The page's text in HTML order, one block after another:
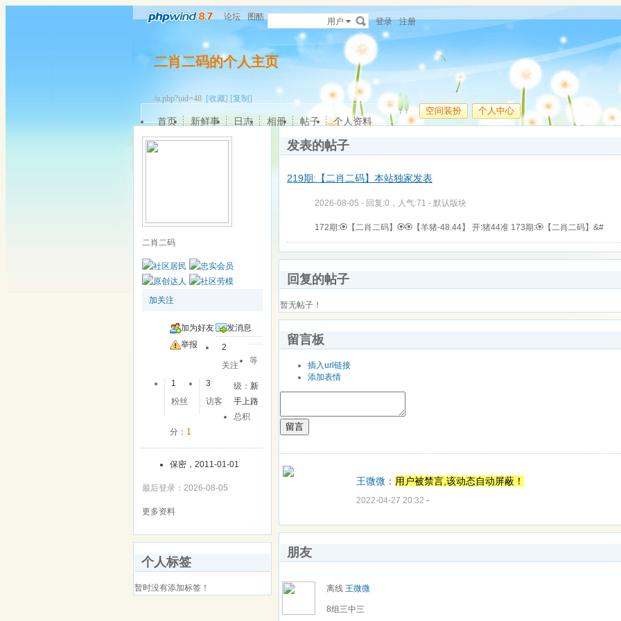
论坛 图酷 用户 登录 注册
二肖二码的个人主页
/u.php?uid=48 [收藏] [复制]
空间装扮 个人中心
首页 新鲜事 日志 相册 帖子 个人资料
二肖二码
加关注
加为好友
发消息
举报
2
关注
1
粉丝
3
访客
等
级：新
手上路
总积
分： 1
保密，2011-01-01
最后登录：2026-08-05
更多资料
个人标签
暂时没有添加标签！
发表的帖子
219期:【二肖二码】本站独家发表
2026-08-05 - 回复:0，人气:71 - 默认版块
172期:🏵【二肖二码】🏵🏵【羊猪-48.44】 开:猪44准 173期:🏵【二肖二码】&#
回复的帖子
暂无帖子！
留言板
插入url链接
添加表情
留言
王微微： 用户被禁言,该动态自动屏蔽！
2022-04-27 20:32 -
朋友
离线 王微微
8组三中三